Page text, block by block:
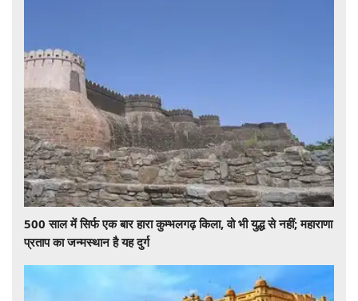
500 साल में सिर्फ एक बार हारा कुम्भलगढ़ किला, वो भी युद्ध से नहीं; महाराणा
प्रताप का जन्मस्थान है यह दुर्ग